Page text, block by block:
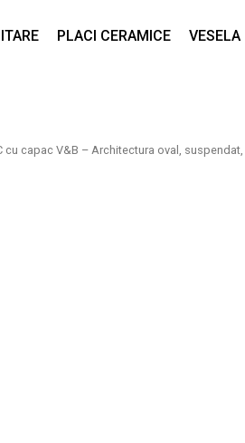
PLACI CERAMICE VESELA
cu capac V&B – Architectura oval, suspendat,